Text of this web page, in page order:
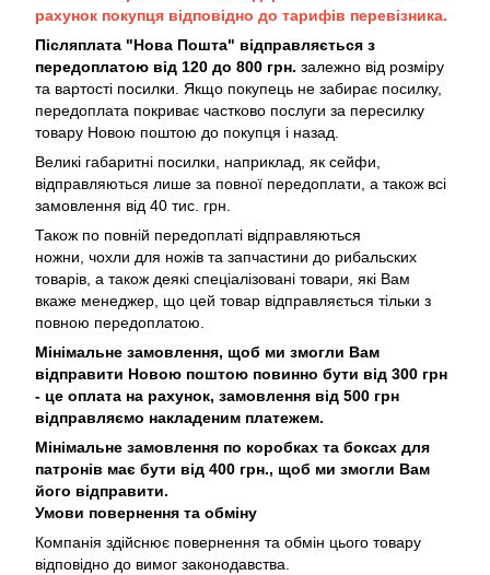
рахунок покупця відповідно до тарифів перевізника.
Післяплата "Нова Пошта" відправляється з
передоплатою від 120 до 800 грн. залежно від розміру
та вартості посилки. Якщо покупець не забирає посилку,
передоплата покриває частково послуги за пересилку
товару Новою поштою до покупця і назад.
Великі габаритні посилки, наприклад, як сейфи,
відправляються лише за повної передоплати, а також всі
замовлення від 40 тис. грн.
Також по повній передоплаті відправляються
ножни, чохли для ножів та запчастини до рибальских
товарів, а також деякі спеціалізовані товари, які Вам
вкаже менеджер, що цей товар відправляється тільки з
повною передоплатою.
Мінімальне замовлення, щоб ми змогли Вам
відправити Новою поштою повинно бути від 300 грн
- це оплата на рахунок, замовлення від 500 грн
відправляємо накладеним платежем.
Мінімальне замовлення по коробках та боксах для
патронів має бути від 400 грн., щоб ми змогли Вам
його відправити.
Умови повернення та обміну
Компанія здійснює повернення та обмін цього товару
відповідно до вимог законодавства.